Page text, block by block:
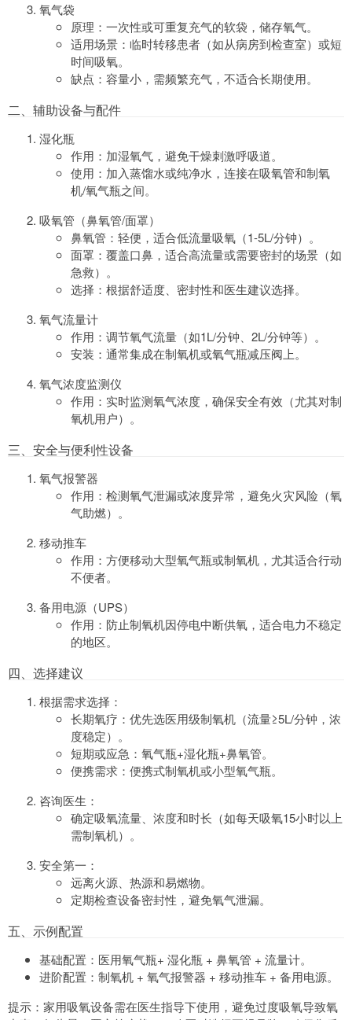
氧气袋
原理：一次性或可重复充气的软袋，储存氧气。
适用场景：临时转移患者（如从病房到检查室）或短
时间吸氧。
缺点：容量小，需频繁充气，不适合长期使用。
二、辅助设备与配件
湿化瓶
作用：加湿氧气，避免干燥刺激呼吸道。
使用：加入蒸馏水或纯净水，连接在吸氧管和制氧
机/氧气瓶之间。
吸氧管（鼻氧管/面罩）
鼻氧管：轻便，适合低流量吸氧（1-5L/分钟）。
面罩：覆盖口鼻，适合高流量或需要密封的场景（如
急救）。
选择：根据舒适度、密封性和医生建议选择。
氧气流量计
作用：调节氧气流量（如1L/分钟、2L/分钟等）。
安装：通常集成在制氧机或氧气瓶减压阀上。
氧气浓度监测仪
作用：实时监测氧气浓度，确保安全有效（尤其对制
氧机用户）。
三、安全与便利性设备
氧气报警器
作用：检测氧气泄漏或浓度异常，避免火灾风险（氧
气助燃）。
移动推车
作用：方便移动大型氧气瓶或制氧机，尤其适合行动
不便者。
备用电源（UPS）
作用：防止制氧机因停电中断供氧，适合电力不稳定
的地区。
四、选择建议
根据需求选择：
长期氧疗：优先选医用级制氧机（流量≥5L/分钟，浓
度稳定）。
短期或应急：氧气瓶+湿化瓶+鼻氧管。
便携需求：便携式制氧机或小型氧气瓶。
咨询医生：
确定吸氧流量、浓度和时长（如每天吸氧15小时以上
需制氧机）。
安全第一：
远离火源、热源和易燃物。
定期检查设备密封性，避免氧气泄漏。
五、示例配置
基础配置：医用氧气瓶+ 湿化瓶 + 鼻氧管 + 流量计。
进阶配置：制氧机 + 氧气报警器 + 移动推车 + 备用电源。
提示：家用吸氧设备需在医生指导下使用，避免过度吸氧导致氧